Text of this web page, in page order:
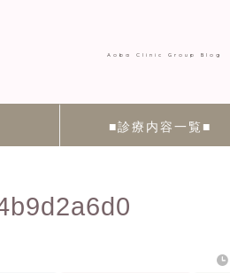
Aoba Clinic Group Blog
■診療内容一覧■